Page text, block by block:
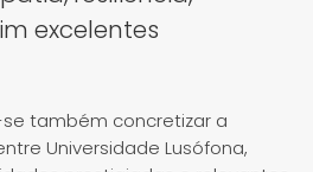
excelentes
também concretizar a
Universidade Lusófona,